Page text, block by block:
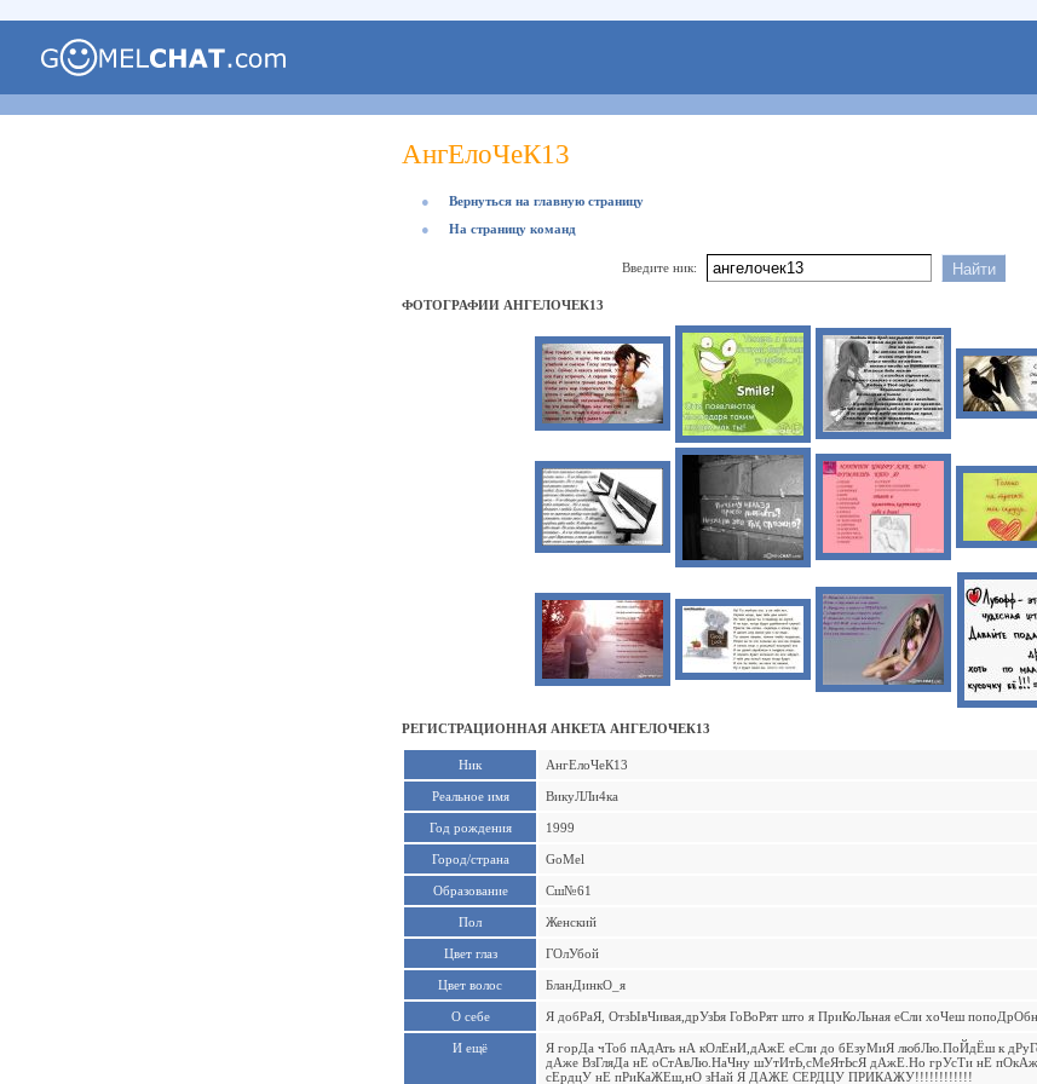
АнгЕлоЧеК13
●
Вернуться на главную страницу
●
На страницу команд
Введите ник:
ФОТОГРАФИИ АНГЕЛОЧЕК13
РЕГИСТРАЦИОННАЯ АНКЕТА АНГЕЛОЧЕК13
Ник АнгЕлоЧеК13
Реальное имя ВикуЛЛи4ка
Год рождения 1999
Город/страна GoMel
Образование Сш№61
Пол Женский
Цвет глаз ГОлУбой
Цвет волос БланДинкО_я
О себе Я добРаЯ, ОтзЫвЧивая,дрУзЬя ГоВоРят што я ПриКоЛьная еСли хоЧеш
И ещё
Я горДа чТоб пАдАть нА кОлЕнИ,дАжЕ еСли до бЕзуМиЯ любЛю.ПоЙдЁш к
дАже ВзГляДа нЕ оСтАвЛю.НаЧну шУтИтЬ,сМеЯтЬсЯ дАжЕ.Но грУсТи нЕ
сЕрдцУ нЕ пРиКаЖЕш,нО зНай Я ДАЖЕ СЕРДЦУ ПРИКАЖУ!!!!!!!!!!!!